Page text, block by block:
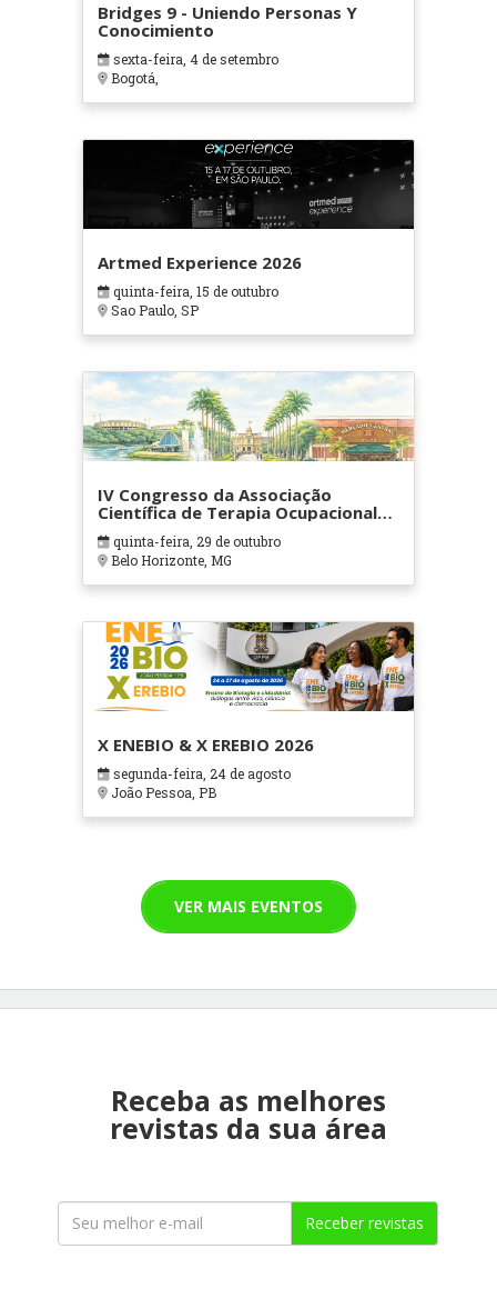
Bridges 9 - Uniendo Personas Y
Conocimiento
sexta-feira, 4 de setembro
Bogotá,
Artmed Experience 2026
quinta-feira, 15 de outubro
Sao Paulo, SP
IV Congresso da Associação
Científica de Terapia Ocupacional
em Contextos Hospitalares e
Cuidados Paliativos - ATOHOSP
quinta-feira, 29 de outubro
Belo Horizonte, MG
X ENEBIO & X EREBIO 2026
segunda-feira, 24 de agosto
João Pessoa, PB
VER MAIS EVENTOS
Receba as melhores
revistas da sua área
Receber revistas